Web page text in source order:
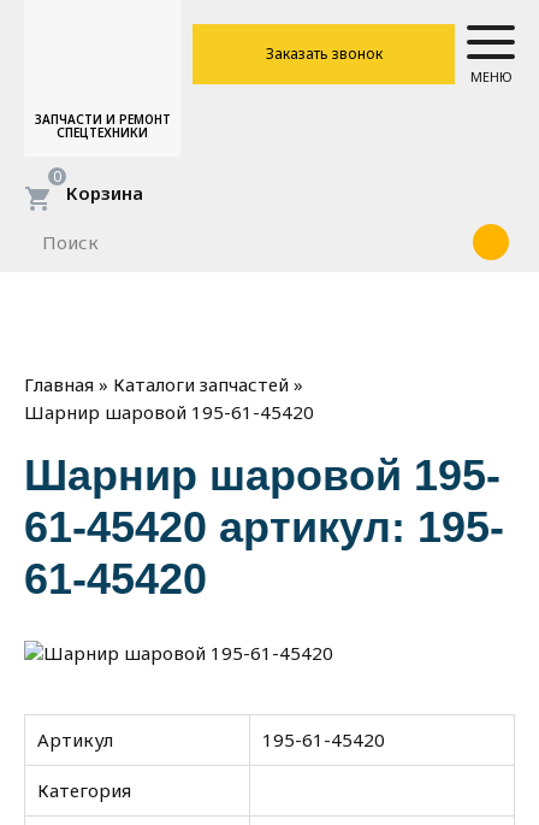
ЗАПЧАСТИ И РЕМОНТ
СПЕЦТЕХНИКИ
Заказать звонок
МЕНЮ
Корзина
0
Главная » Каталоги запчастей »
Шарнир шаровой 195-61-45420
Шарнир шаровой 195-
61-45420 артикул: 195-
61-45420
Артикул 195-61-45420
Категория